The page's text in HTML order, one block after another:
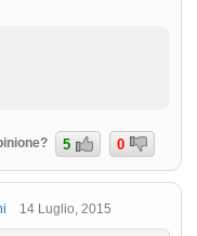
5 0
14 Luglio, 2015